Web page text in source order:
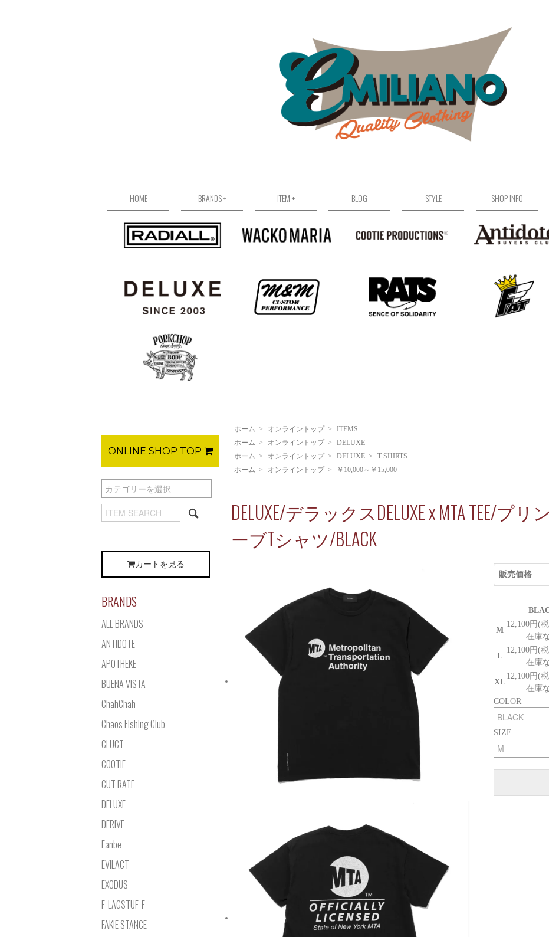
HOME BRANDS + ITEM + BLOG STYLE SHOP INFO
ホーム > オンライントップ >
ITEMS
ホーム > オンライントップ >
DELUXE
ホーム > オンライントップ > DELUXE >
T-SHIRTS
ホーム > オンライントップ > ￥10,000～￥15,000
DELUXE/デラックスDELUXE x MTA TEE/プ
ーブTシャツ/BLACK
販売価格
M
12,100円(
在庫
L
12,100円(
在庫
XL
12,100円(
在庫
COLOR
SIZE
ONLINE SHOP TOP
カートを見る
BRANDS
ALL BRANDS
ANTIDOTE
APOTHEKE
BUENA VISTA
ChahChah
Chaos Fishing Club
CLUCT
COOTIE
CUT RATE
DELUXE
DERIVE
Eanbe
EVILACT
EXODUS
F-LAGSTUF-F
FAKIE STANCE